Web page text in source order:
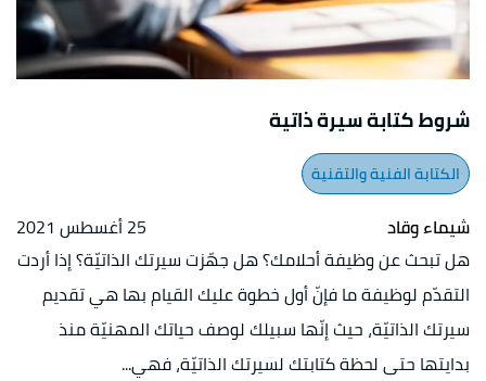
شروط كتابة سيرة ذاتية
الكتابة الفنية والتقنية
شيماء وقاد
25 أغسطس 2021
هل تبحث عن وظيفة أحلامك؟ هل جهّزت سيرتك الذاتيّة؟ إذا أردت
التقدّم لوظيفة ما فإنّ أول خطوة عليك القيام بها هي تقديم
سيرتك الذاتيّة، حيث إنّها سبيلك لوصف حياتك المهنيّة منذ
بدايتها حتى لحظة كتابتك لسيرتك الذاتيّة، فهي...